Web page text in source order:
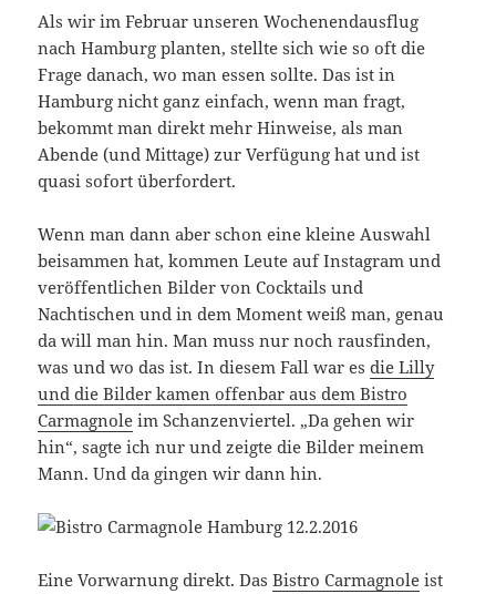
Als wir im Februar unseren Wochenendausflug
nach Hamburg planten, stellte sich wie so oft die
Frage danach, wo man essen sollte. Das ist in
Hamburg nicht ganz einfach, wenn man fragt,
bekommt man direkt mehr Hinweise, als man
Abende (und Mittage) zur Verfügung hat und ist
quasi sofort überfordert.
Wenn man dann aber schon eine kleine Auswahl
beisammen hat, kommen Leute auf Instagram und
veröffentlichen Bilder von Cocktails und
Nachtischen und in dem Moment weiß man, genau
da will man hin. Man muss nur noch rausfinden,
was und wo das ist. In diesem Fall war esdie Lilly
und die Bilder kamen offenbar aus dem Bistro
Carmagnole im Schanzenviertel. „Da gehen wir
hin“, sagte ich nur und zeigte die Bilder meinem
Mann. Und da gingen wir dann hin.
Eine Vorwarnung direkt. DasBistro Carmagnole ist